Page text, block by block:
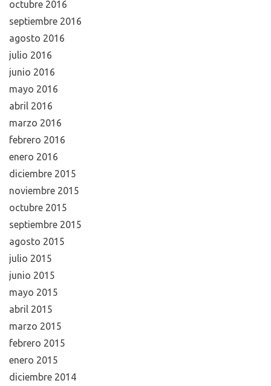
marzo 2017
febrero 2017
enero 2017
diciembre 2016
noviembre 2016
octubre 2016
septiembre 2016
agosto 2016
julio 2016
junio 2016
mayo 2016
abril 2016
marzo 2016
febrero 2016
enero 2016
diciembre 2015
noviembre 2015
octubre 2015
septiembre 2015
agosto 2015
julio 2015
junio 2015
mayo 2015